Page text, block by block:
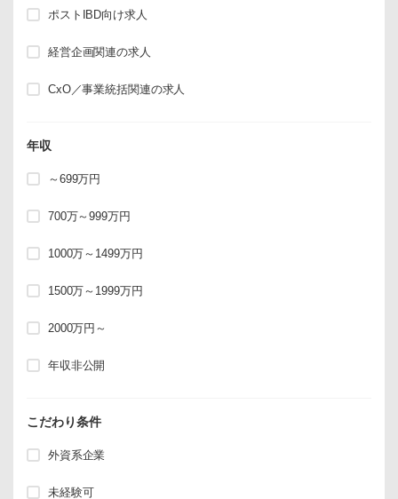
ポストIBD向け求人
経営企画関連の求人
CxO／事業統括関連の求人
年収
～699万円
700万～999万円
1000万～1499万円
1500万～1999万円
2000万円～
年収非公開
こだわり条件
外資系企業
未経験可